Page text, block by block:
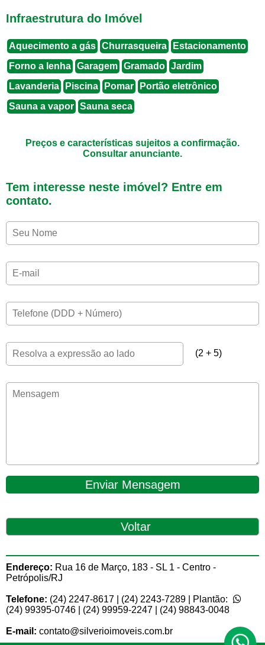
Infraestrutura do Imóvel
Aquecimento a gás Churrasqueira
Estacionamento
Forno a lenha Garagem Gramado Jardim
Lavanderia
Piscina Pomar
Portão eletrônico
Sauna a vapor Sauna seca
Preços e características sujeitos a confirmação.
Consultar anunciante.
Tem interesse neste imóvel? Entre em
contato.
(2 + 5)
Enviar Mensagem
Endereço: Rua 16 de Março, 183 - SL 1 - Centro -
Petrópolis/RJ
Telefone: (24) 2247-8617 | (24) 2243-7289 | Plantão:
(24) 99395-0746 | (24) 99959-2247 | (24) 98843-0048
E-mail: contato@silverioimoveis.com.br